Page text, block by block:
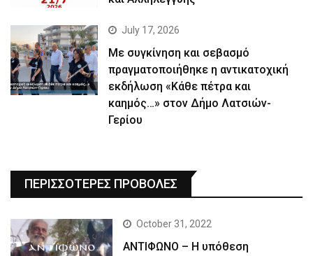
July 17, 2026
Με συγκίνηση και σεβασμό
πραγματοποιήθηκε η αντικατοχική
εκδήλωση «Κάθε πέτρα και
καημός…» στον Δήμο Λατσιών-
Γερίου
ΠΕΡΙΣΣΟΤΕΡΕΣ ΠΡΟΒΟΛΕΣ
October 31, 2022
ΑΝΤΙΦΩΝΟ – Η υπόθεση